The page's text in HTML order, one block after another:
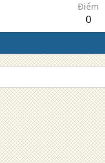
Điểm
0